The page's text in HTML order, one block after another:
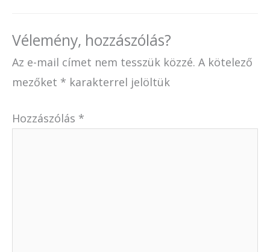
Vélemény, hozzászólás?
Az e-mail címet nem tesszük közzé. A kötelező
mezőket * karakterrel jelöltük
Hozzászólás *